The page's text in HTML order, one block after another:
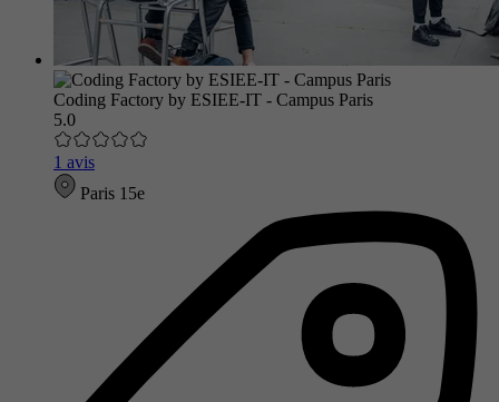
Coding Factory by ESIEE-IT - Campus Paris
5.0
1 avis
Paris 15e